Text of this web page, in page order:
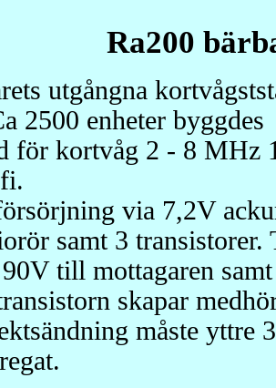
Ra200
utgångna
2500 enheter byggdes
för kortvåg 2 - 8 MHz
via 7,2V
samt 3
till mottagaren
skapar
måste yttre